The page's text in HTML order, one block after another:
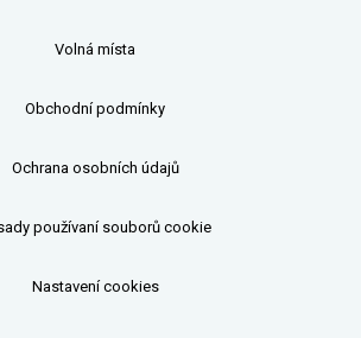
Volná místa
Obchodní podmínky
Ochrana osobních údajů
používaní souborů cookie
Nastavení cookies